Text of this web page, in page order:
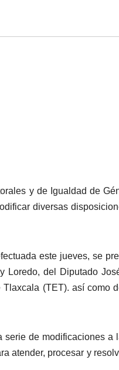
y de Igualdad de
diversas
este jueves, se
Loredo, del Diputado
(TET). así como
serie de modificaciones a
atender, procesar y